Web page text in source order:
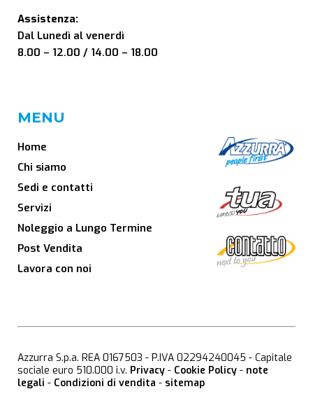
Assistenza:
Dal Lunedì al venerdì
8.00 – 12.00 / 14.00 – 18.00
MENU
Home
Chi siamo
Sedi e contatti
Servizi
Noleggio a Lungo Termine
Post Vendita
Lavora con noi
Azzurra S.p.a. REA 0167503 - P.IVA 02294240045 - Capitale
sociale euro 510.000 i.v. Privacy - Cookie Policy - note
legali - Condizioni di vendita - sitemap